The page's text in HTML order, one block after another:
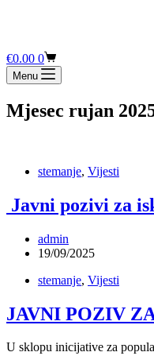
Košarica
€0.00 0
Menu
Mjesec rujan
stemanje, Vijesti
Javni pozivi za
admin
19/09/2025
stemanje, Vijesti
JAVNI POZIV
U sklopu inicijative za